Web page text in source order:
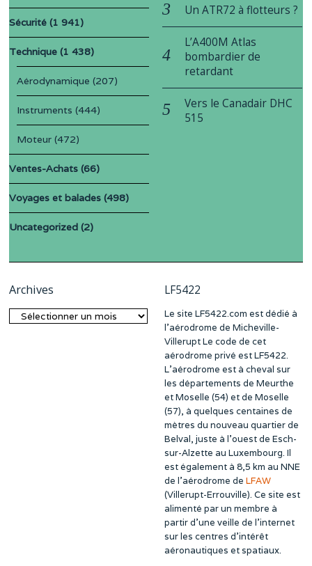
Sécurité (1 941)
Technique (1 438)
Aérodynamique (207)
Instruments (444)
Moteur (472)
Ventes-Achats (66)
Voyages et balades (498)
Uncategorized (2)
Un ATR72 à flotteurs ?
L’A400M Atlas
bombardier de
retardant
Vers le Canadair DHC
515
Archives
Archives
LF5422
Le site LF5422.com est dédié à
l’aérodrome de Micheville-
Villerupt Le code de cet
aérodrome privé est LF5422.
L’aérodrome est à cheval sur
les départements de Meurthe
et Moselle (54) et de Moselle
(57), à quelques centaines de
mètres du nouveau quartier de
Belval, juste à l’ouest de Esch-
sur-Alzette au Luxembourg. Il
est également à 8,5 km au NNE
de l’aérodrome de LFAW
(Villerupt-Errouville). Ce site est
alimenté par un membre à
partir d’une veille de l’internet
sur les centres d’intérêt
aéronautiques et spatiaux.